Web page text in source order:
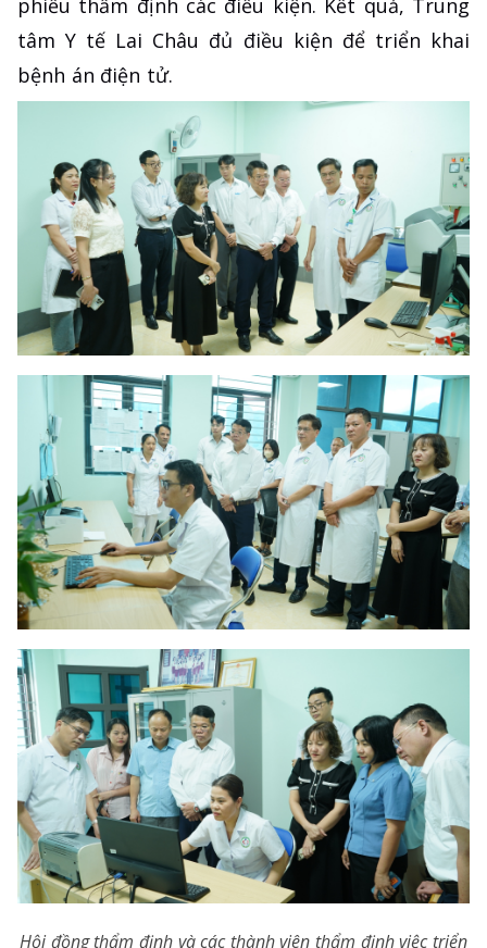
phiếu thẩm định các điều kiện. Kết quả, Trung
tâm Y tế Lai Châu đủ điều kiện để triển khai
bệnh án điện tử.
Hội đồng thẩm định và các thành viên thẩm định việc triển